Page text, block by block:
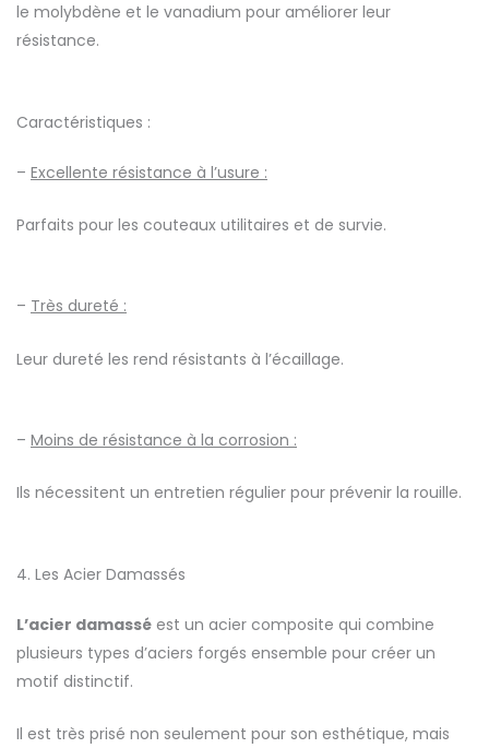
le molybdène et le vanadium pour améliorer leur
résistance.
Caractéristiques :
– Excellente résistance à l’usure :
Parfaits pour les couteaux utilitaires et de survie.
– Très dureté :
Leur dureté les rend résistants à l’écaillage.
– Moins de résistance à la corrosion :
Ils nécessitent un entretien régulier pour prévenir la rouille.
4. Les Acier Damassés
L’acier damassé est un acier composite qui combine
plusieurs types d’aciers forgés ensemble pour créer un
motif distinctif.
Il est très prisé non seulement pour son esthétique, mais